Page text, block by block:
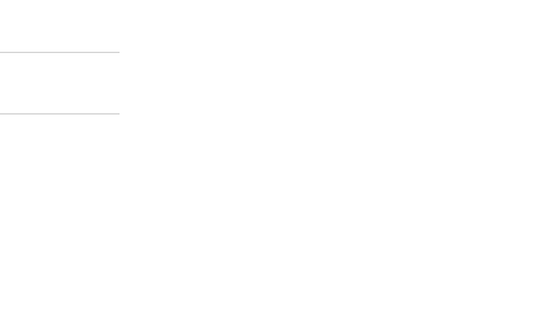
ESCUELA
DEL RECITAL "CANTA TU ALDEA"